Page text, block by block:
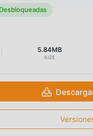
5.84MB
SIZE